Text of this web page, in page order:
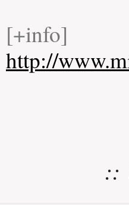
[+info]
http://
::